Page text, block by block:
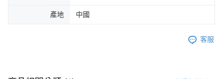
產地 中國
客服